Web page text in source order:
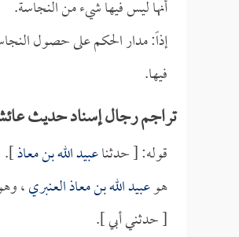
أنها ليس فيها شيء من النجاسة.
إذاً: مدار الحكم على حصول
فيها.
تراجم رجال إسناد حديث
قوله: [ حدثناعبيد الله بن معاذ].
هوعبيد الله بن معاذ العنبري،
[ حدثني أبي ].